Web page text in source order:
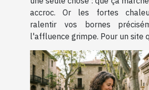
accroc. Or les fortes
ralentir vos bornes
l'affluence grimpe. Pour un site